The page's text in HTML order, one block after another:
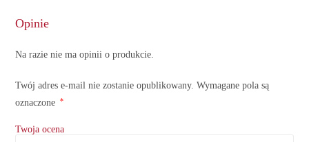
Opinie
Na razie nie ma opinii o produkcie.
Twój adres e-mail nie zostanie opublikowany. Wymagane pola są
oznaczone
*
Twoja ocena